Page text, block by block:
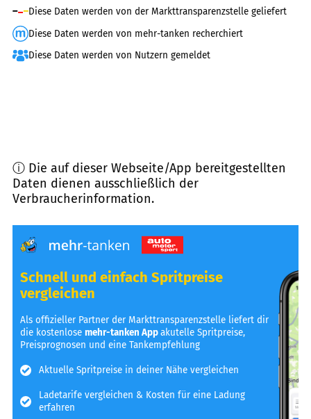
Diese Daten werden von der Markttransparenzstelle geliefert
Diese Daten werden von mehr-tanken recherchiert
Diese Daten werden von Nutzern gemeldet
ⓘ Die auf dieser Webseite/App bereitgestellten
Daten dienen ausschließlich der
Verbraucherinformation.
Schnell und einfach Spritpreise
vergleichen
Als offizieller Partner der Markttransparenzstelle liefert dir
die kostenlosemehr-tanken Appakutelle Spritpreise,
Preisprognosen und eine Tankempfehlung
Aktuelle Spritpreise in deiner Nähe vergleichen
Ladetarife vergleichen & Kosten für eine Ladung
erfahren